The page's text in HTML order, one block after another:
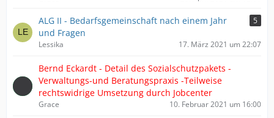
ALG II - Bedarfsgemeinschaft nach einem Jahr
und Fragen
5
Lessika 17. März 2021 um 22:07
Bernd Eckardt - Detail des Sozialschutzpakets -
Verwaltungs-und Beratungspraxis -Teilweise
rechtswidrige Umsetzung durch Jobcenter
Grace 10. Februar 2021 um 16:00